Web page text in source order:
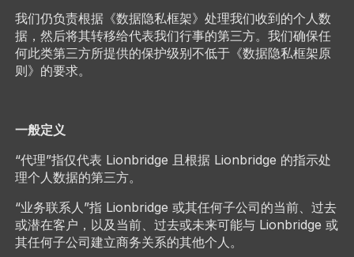
我们仍负责根据《数据隐私框架》处理我们收到的个人数
据，然后将其转移给代表我们行事的第三方。我们确保任
何此类第三方所提供的保护级别不低于《数据隐私框架原
则》的要求。
一般定义
“代理”指仅代表 Lionbridge 且根据 Lionbridge 的指示处
理个人数据的第三方。
“业务联系人”指 Lionbridge 或其任何子公司的当前、过去
或潜在客户，以及当前、过去或未来可能与 Lionbridge 或
其任何子公司建立商务关系的其他个人。